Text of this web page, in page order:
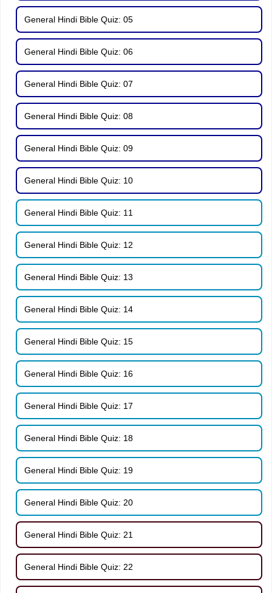
General Hindi Bible Quiz: 05
General Hindi Bible Quiz: 06
General Hindi Bible Quiz: 07
General Hindi Bible Quiz: 08
General Hindi Bible Quiz: 09
General Hindi Bible Quiz: 10
General Hindi Bible Quiz: 11
General Hindi Bible Quiz: 12
General Hindi Bible Quiz: 13
General Hindi Bible Quiz: 14
General Hindi Bible Quiz: 15
General Hindi Bible Quiz: 16
General Hindi Bible Quiz: 17
General Hindi Bible Quiz: 18
General Hindi Bible Quiz: 19
General Hindi Bible Quiz: 20
General Hindi Bible Quiz: 21
General Hindi Bible Quiz: 22